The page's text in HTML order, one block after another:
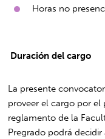
Horas no
Duración del cargo
La presente
proveer el cargo por
reglamento de la
Pregrado podrá